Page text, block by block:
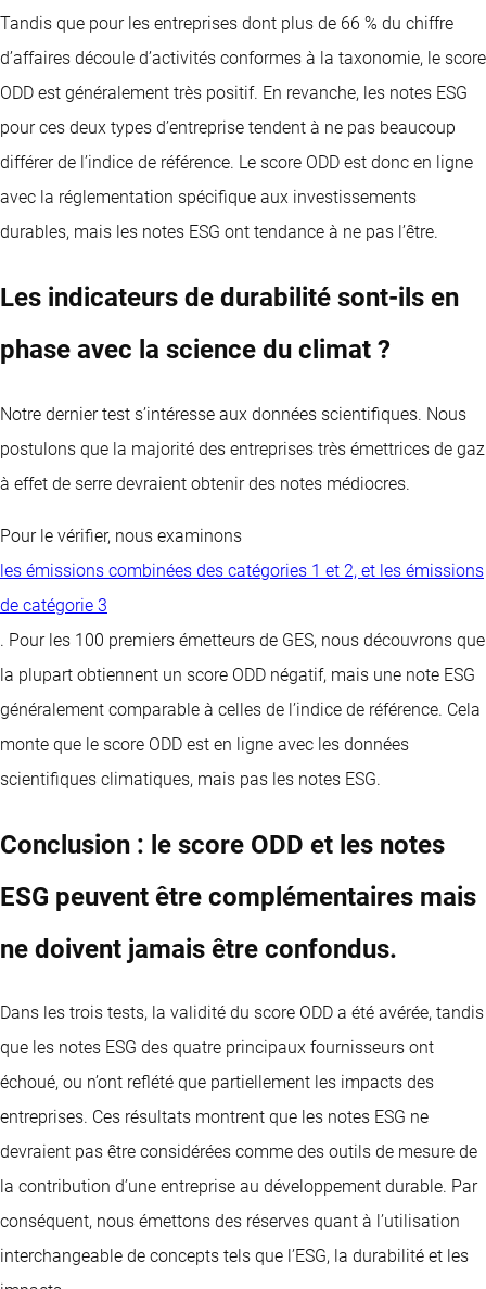
Tandis que pour les entreprises dont plus de 66 % du chiffre
d’affaires découle d’activités conformes à la taxonomie, le score
ODD est généralement très positif. En revanche, les notes ESG
pour ces deux types d’entreprise tendent à ne pas beaucoup
différer de l’indice de référence. Le score ODD est donc en ligne
avec la réglementation spécifique aux investissements
durables, mais les notes ESG ont tendance à ne pas l’être.
Les indicateurs de durabilité sont-ils en
phase avec la science du climat ?
Notre dernier test s’intéresse aux données scientifiques. Nous
postulons que la majorité des entreprises très émettrices de gaz
à effet de serre devraient obtenir des notes médiocres.
Pour le vérifier, nous examinons
les émissions combinées des catégories 1 et 2, et les émissions
de catégorie 3
. Pour les 100 premiers émetteurs de GES, nous découvrons que
la plupart obtiennent un score ODD négatif, mais une note ESG
généralement comparable à celles de l’indice de référence. Cela
monte que le score ODD est en ligne avec les données
scientifiques climatiques, mais pas les notes ESG.
Conclusion : le score ODD et les notes
ESG peuvent être complémentaires mais
ne doivent jamais être confondus.
Dans les trois tests, la validité du score ODD a été avérée, tandis
que les notes ESG des quatre principaux fournisseurs ont
échoué, ou n’ont reflété que partiellement les impacts des
entreprises. Ces résultats montrent que les notes ESG ne
devraient pas être considérées comme des outils de mesure de
la contribution d’une entreprise au développement durable. Par
conséquent, nous émettons des réserves quant à l’utilisation
interchangeable de concepts tels que l’ESG, la durabilité et les